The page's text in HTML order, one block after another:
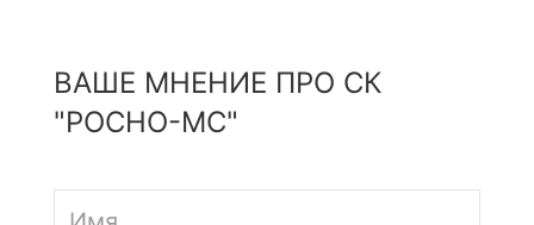
ВАШЕ МНЕНИЕ ПРО СК
"РОСНО-МС"